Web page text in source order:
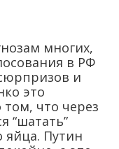
многих,
в РФ
и
это
том, что через
“шатать”
яйца. Путин